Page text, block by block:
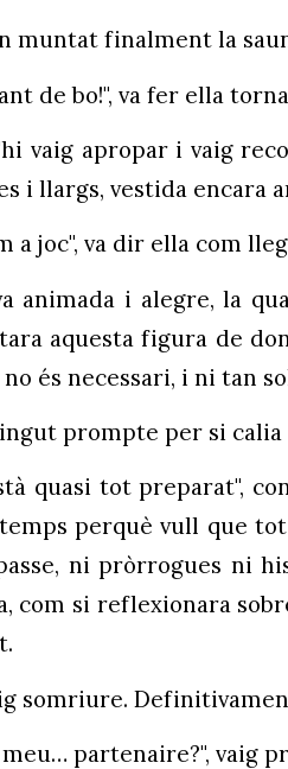
muntat finalment la
de bo!", va fer ella
vaig apropar i vaig
i llargs, vestida encara
a joc", va dir ella com
animada i alegre, la
aquesta figura de
no és necessari, i ni tan
prompte per si calia
quasi tot preparat",
perquè vull que
ni pròrrogues ni
com si reflexionara
somriure.
meu… partenaire?", vaig